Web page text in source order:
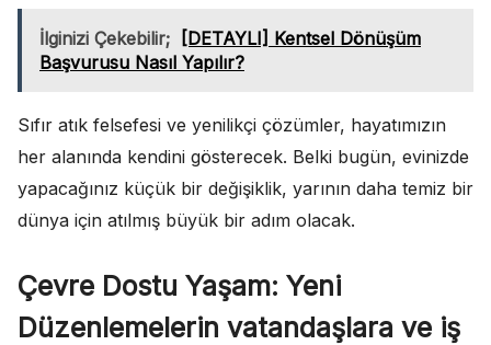
İlginizi Çekebilir;
[DETAYLI] Kentsel Dönüşüm
Başvurusu Nasıl Yapılır?
Sıfır atık felsefesi ve yenilikçi çözümler, hayatımızın
her alanında kendini gösterecek. Belki bugün, evinizde
yapacağınız küçük bir değişiklik, yarının daha temiz bir
dünya için atılmış büyük bir adım olacak.
Çevre Dostu Yaşam: Yeni
Düzenlemelerin vatandaşlara ve iş